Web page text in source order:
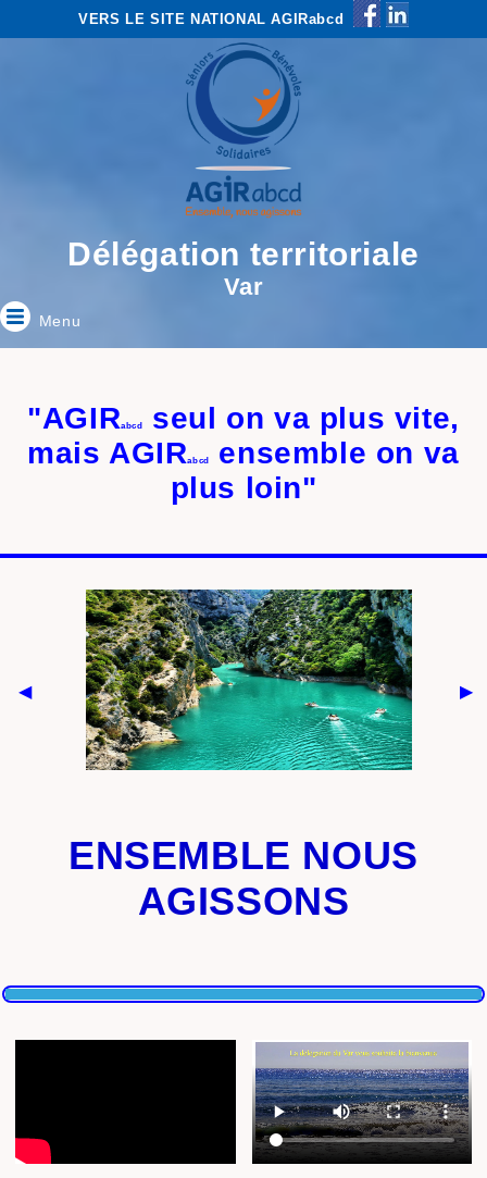
VERS LE SITE NATIONAL AGIRabcd
Délégation territoriale
Var
Menu
"AGIRabcd
seul on va plus vite,
mais AGIRabcd
ensemble on va
plus loin"
ENSEMBLE NOUS
AGISSONS